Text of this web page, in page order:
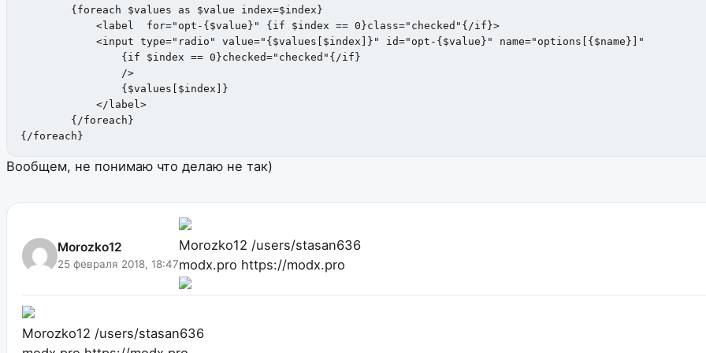
        {foreach $values as $value index=$index}
            <label  for="opt-{$value}" {if $index == 0}class="checked"{/if}>
            <input type="radio" value="{$values[$index]}" id="opt-{$value}" name="options[{$name}]"
                {if $index == 0}checked="checked"{/if}
                />
                {$values[$index]}
            </label>
        {/foreach}
{/foreach}
Вообщем, не понимаю что делаю не так)
Morozko12
25 февраля 2018, 18:47
Morozko12 /users/stasan636
modx.pro https://modx.pro
Morozko12 /users/stasan636